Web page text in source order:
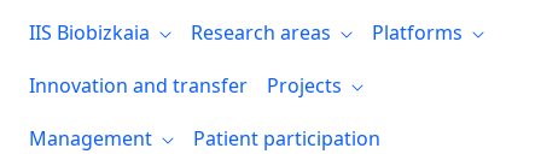
IIS Biobizkaia Research areas
Platforms
Innovation and transfer
Projects
Management
Patient participation